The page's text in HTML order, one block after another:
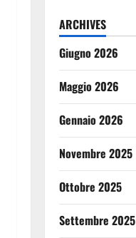
ARCHIVES
Giugno 2026
Maggio 2026
Gennaio 2026
Novembre 2025
Ottobre 2025
Settembre 2025